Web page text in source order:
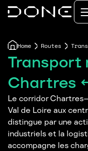
Home Routes
Transport
Chartres
Le corridor
Val de Loire aux
distingue par une
industriels et la
accompagne les